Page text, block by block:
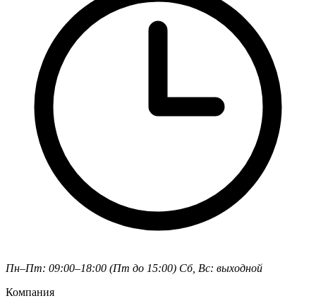
Пн–Пт: 09:00–18:00 (Пт до 15:00) Сб, Вс: выходной
Компания